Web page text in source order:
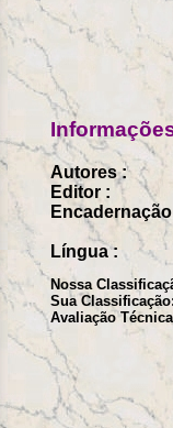
Autores :
Editor :
Língua :
Nossa
Sua Classificação:
Avaliação